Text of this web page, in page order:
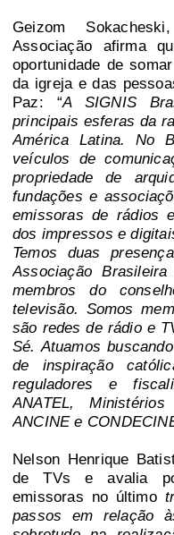
Geizom
Associação afirma
oportunidade de
da igreja e das
Paz: “A SIGNIS
principais esferas da
América Latina. No
veículos de
propriedade de
fundações e
emissoras de rádios
dos impressos e
Temos duas
Associação
membros do
televisão. Somos
são redes de rádio e
Sé. Atuamos
de inspiração
reguladores e
ANATEL,
ANCINE e
Nelson Henrique
de TVs e avalia
emissoras no último
passos em relação